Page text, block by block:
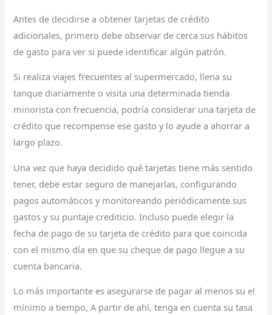
Antes de decidirse a obtener tarjetas de crédito
adicionales, primero debe observar de cerca sus hábitos
de gasto para ver si puede identificar algún patrón.
Si realiza viajes frecuentes al supermercado, llena su
tanque diariamente o visita una determinada tienda
minorista con frecuencia, podría considerar una tarjeta de
crédito que recompense ese gasto y lo ayude a ahorrar a
largo plazo.
Una vez que haya decidido qué tarjetas tiene más sentido
tener, debe estar seguro de manejarlas, configurando
pagos automáticos y monitoreando periódicamente sus
gastos y su puntaje crediticio. Incluso puede elegir la
fecha de pago de su tarjeta de crédito para que coincida
con el mismo día en que su cheque de pago llegue a su
cuenta bancaria.
Lo más importante es asegurarse de pagar al menos su el
mínimo a tiempo, A partir de ahí, tenga en cuenta su tasa